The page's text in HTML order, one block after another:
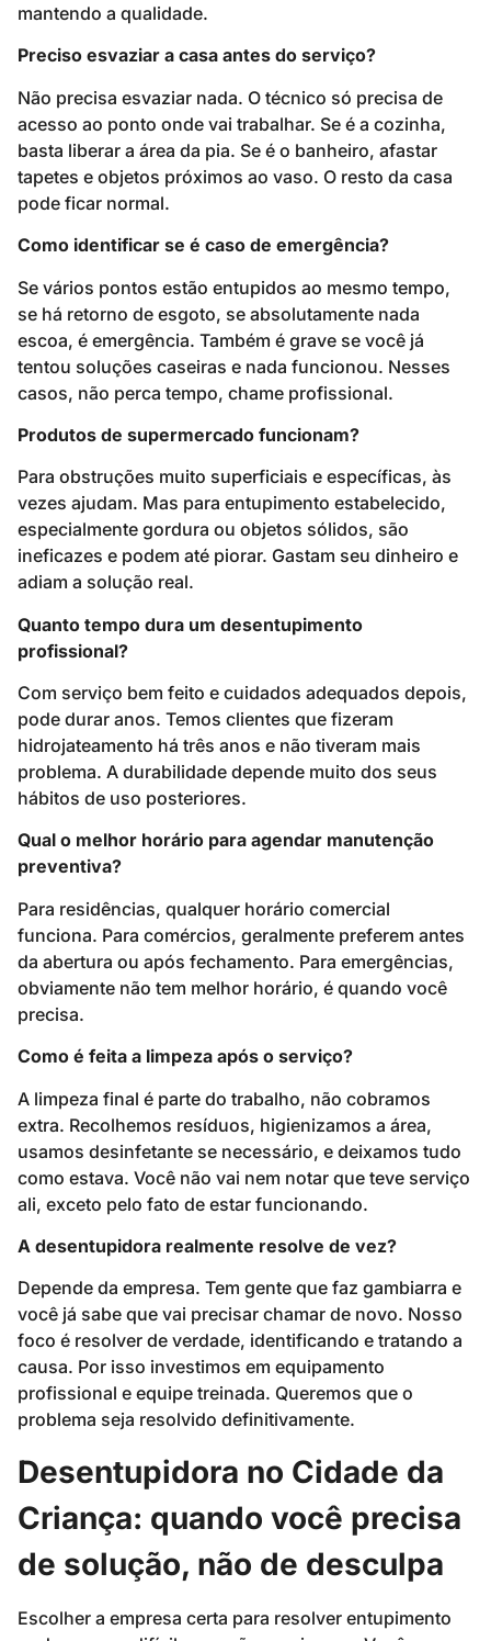
mantendo a qualidade.
Preciso esvaziar a casa antes do serviço?
Não precisa esvaziar nada. O técnico só precisa de
acesso ao ponto onde vai trabalhar. Se é a cozinha,
basta liberar a área da pia. Se é o banheiro, afastar
tapetes e objetos próximos ao vaso. O resto da casa
pode ficar normal.
Como identificar se é caso de emergência?
Se vários pontos estão entupidos ao mesmo tempo,
se há retorno de esgoto, se absolutamente nada
escoa, é emergência. Também é grave se você já
tentou soluções caseiras e nada funcionou. Nesses
casos, não perca tempo, chame profissional.
Produtos de supermercado funcionam?
Para obstruções muito superficiais e específicas, às
vezes ajudam. Mas para entupimento estabelecido,
especialmente gordura ou objetos sólidos, são
ineficazes e podem até piorar. Gastam seu dinheiro e
adiam a solução real.
Quanto tempo dura um desentupimento
profissional?
Com serviço bem feito e cuidados adequados depois,
pode durar anos. Temos clientes que fizeram
hidrojateamento há três anos e não tiveram mais
problema. A durabilidade depende muito dos seus
hábitos de uso posteriores.
Qual o melhor horário para agendar manutenção
preventiva?
Para residências, qualquer horário comercial
funciona. Para comércios, geralmente preferem antes
da abertura ou após fechamento. Para emergências,
obviamente não tem melhor horário, é quando você
precisa.
Como é feita a limpeza após o serviço?
A limpeza final é parte do trabalho, não cobramos
extra. Recolhemos resíduos, higienizamos a área,
usamos desinfetante se necessário, e deixamos tudo
como estava. Você não vai nem notar que teve serviço
ali, exceto pelo fato de estar funcionando.
A desentupidora realmente resolve de vez?
Depende da empresa. Tem gente que faz gambiarra e
você já sabe que vai precisar chamar de novo. Nosso
foco é resolver de verdade, identificando e tratando a
causa. Por isso investimos em equipamento
profissional e equipe treinada. Queremos que o
problema seja resolvido definitivamente.
Desentupidora no Cidade da
Criança: quando você precisa
de solução, não de desculpa
Escolher a empresa certa para resolver entupimento